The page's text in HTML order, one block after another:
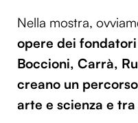
Nella mostra,
opere dei
Boccioni, Carrà,
creano un
arte e scienza e